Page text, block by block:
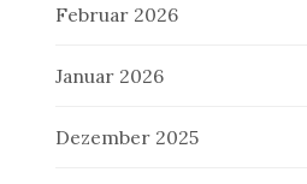
Februar 2026
Januar 2026
Dezember 2025